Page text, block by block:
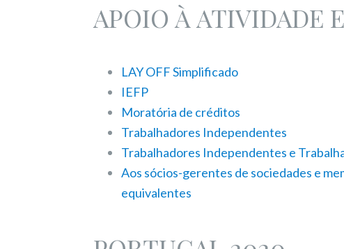
APOIO À ATIVIDADE
LAY OFF Simplificado
IEFP
Moratória de créditos
Trabalhadores Independentes
Trabalhadores Independentes e
Aos sócios-gerentes de sociedades e
equivalentes